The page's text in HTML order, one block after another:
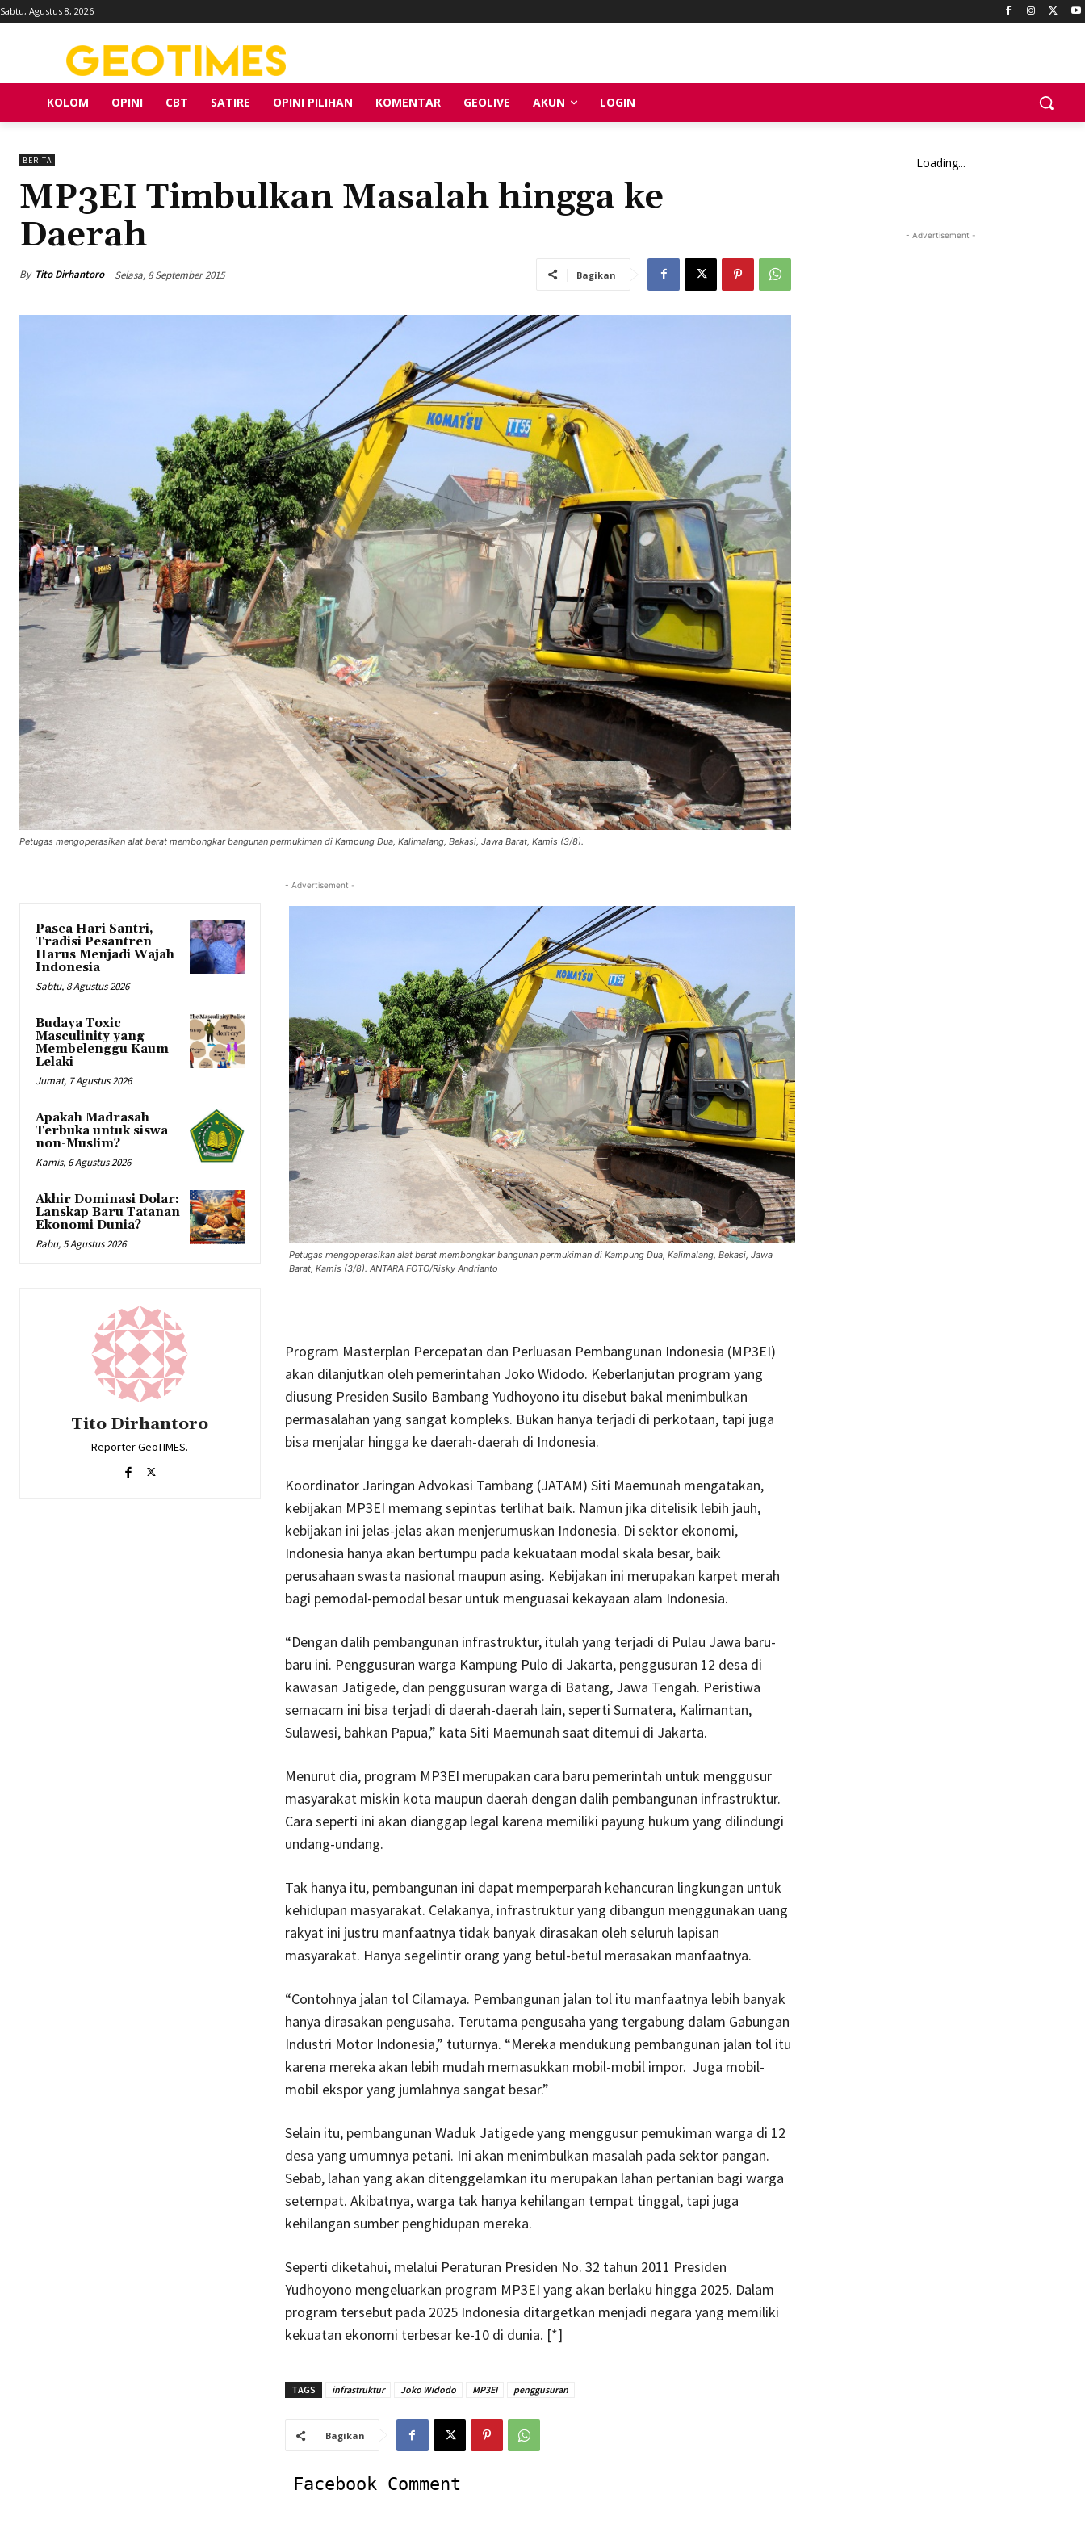
Sabtu, Agustus 8, 2026
KOLOM OPINI CBT SATIRE OPINI PILIHAN KOMENTAR GEOLIVE AKUN LOGIN
BERITA
MP3EI Timbulkan Masalah hingga ke
Daerah
By Tito Dirhantoro Selasa, 8 September 2015 Bagikan
Petugas mengoperasikan alat berat membongkar bangunan permukiman di Kampung Dua, Kalimalang, Bekasi, Jawa Barat, Kamis (3/8).
Pasca Hari Santri,
Tradisi Pesantren
Harus Menjadi Wajah
Indonesia
Sabtu, 8 Agustus 2026
Budaya Toxic
Masculinity yang
Membelenggu Kaum
Lelaki
Jumat, 7 Agustus 2026
Apakah Madrasah
Terbuka untuk siswa
non-Muslim?
Kamis, 6 Agustus 2026
Akhir Dominasi Dolar:
Lanskap Baru Tatanan
Ekonomi Dunia?
Rabu, 5 Agustus 2026
Tito Dirhantoro
Reporter GeoTIMES.
- Advertisement -
Petugas mengoperasikan alat berat membongkar bangunan permukiman di Kampung Dua, Kalimalang, Bekasi, Jawa
Barat, Kamis (3/8). ANTARA FOTO/Risky Andrianto
Program Masterplan Percepatan dan Perluasan Pembangunan Indonesia (MP3EI)
akan dilanjutkan oleh pemerintahan Joko Widodo. Keberlanjutan program yang
diusung Presiden Susilo Bambang Yudhoyono itu disebut bakal menimbulkan
permasalahan yang sangat kompleks. Bukan hanya terjadi di perkotaan, tapi juga
bisa menjalar hingga ke daerah-daerah di Indonesia.
Koordinator Jaringan Advokasi Tambang (JATAM) Siti Maemunah mengatakan,
kebijakan MP3EI memang sepintas terlihat baik. Namun jika ditelisik lebih jauh,
kebijakan ini jelas-jelas akan menjerumuskan Indonesia. Di sektor ekonomi,
Indonesia hanya akan bertumpu pada kekuataan modal skala besar, baik
perusahaan swasta nasional maupun asing. Kebijakan ini merupakan karpet merah
bagi pemodal-pemodal besar untuk menguasai kekayaan alam Indonesia.
“Dengan dalih pembangunan infrastruktur, itulah yang terjadi di Pulau Jawa baru-
baru ini. Penggusuran warga Kampung Pulo di Jakarta, penggusuran 12 desa di
kawasan Jatigede, dan penggusuran warga di Batang, Jawa Tengah. Peristiwa
semacam ini bisa terjadi di daerah-daerah lain, seperti Sumatera, Kalimantan,
Sulawesi, bahkan Papua,” kata Siti Maemunah saat ditemui di Jakarta.
Menurut dia, program MP3EI merupakan cara baru pemerintah untuk menggusur
masyarakat miskin kota maupun daerah dengan dalih pembangunan infrastruktur.
Cara seperti ini akan dianggap legal karena memiliki payung hukum yang dilindungi
undang-undang.
Tak hanya itu, pembangunan ini dapat memperparah kehancuran lingkungan untuk
kehidupan masyarakat. Celakanya, infrastruktur yang dibangun menggunakan uang
rakyat ini justru manfaatnya tidak banyak dirasakan oleh seluruh lapisan
masyarakat. Hanya segelintir orang yang betul-betul merasakan manfaatnya.
“Contohnya jalan tol Cilamaya. Pembangunan jalan tol itu manfaatnya lebih banyak
hanya dirasakan pengusaha. Terutama pengusaha yang tergabung dalam Gabungan
Industri Motor Indonesia,” tuturnya. “Mereka mendukung pembangunan jalan tol itu
karena mereka akan lebih mudah memasukkan mobil-mobil impor. Juga mobil-
mobil ekspor yang jumlahnya sangat besar.”
Selain itu, pembangunan Waduk Jatigede yang menggusur pemukiman warga di 12
desa yang umumnya petani. Ini akan menimbulkan masalah pada sektor pangan.
Sebab, lahan yang akan ditenggelamkan itu merupakan lahan pertanian bagi warga
setempat. Akibatnya, warga tak hanya kehilangan tempat tinggal, tapi juga
kehilangan sumber penghidupan mereka.
Seperti diketahui, melalui Peraturan Presiden No. 32 tahun 2011 Presiden
Yudhoyono mengeluarkan program MP3EI yang akan berlaku hingga 2025. Dalam
program tersebut pada 2025 Indonesia ditargetkan menjadi negara yang memiliki
kekuatan ekonomi terbesar ke-10 di dunia. [*]
TAGS infrastruktur Joko Widodo MP3EI penggusuran
Bagikan
Facebook Comment
Loading...
- Advertisement -